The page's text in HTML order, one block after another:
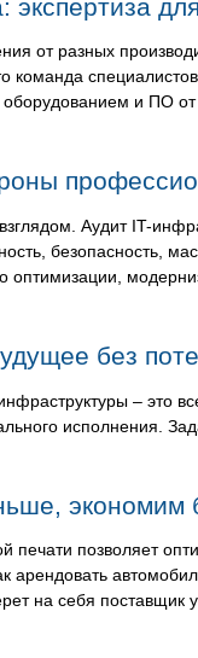
от разных
команда
и ПО от
Аудит IT-
безопасность,
оптимизации,
без
– это
исполнения.
экономим
позволяет
на себя поставщик